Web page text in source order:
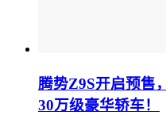
腾势Z9S开启预售
30万级豪华轿车！